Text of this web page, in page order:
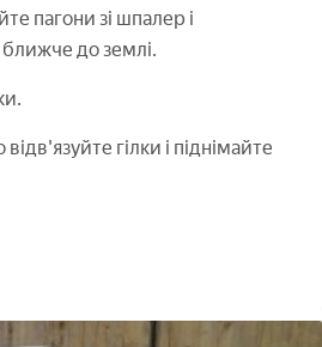
пагони зі шпалер і
ближче до землі.
гілки і піднімайте